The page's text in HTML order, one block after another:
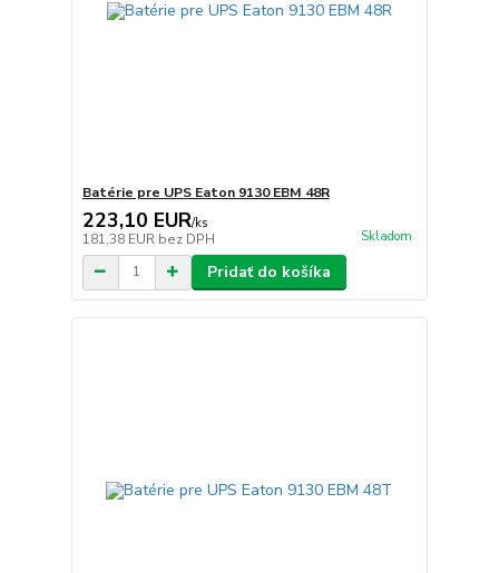
Batérie pre UPS Eaton 9130 EBM 48R
223,10 EUR/ks
181,38 EUR bez DPH Skladom
Pridať do košíka